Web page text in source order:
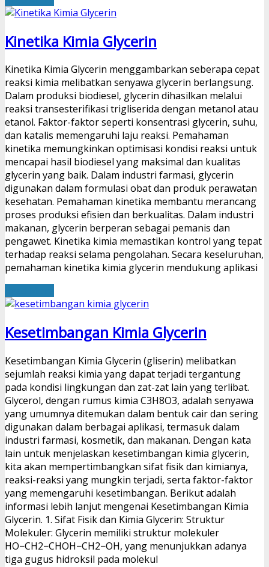
Kinetika Kimia Glycerin
Kinetika Kimia Glycerin menggambarkan seberapa cepat
reaksi kimia melibatkan senyawa glycerin berlangsung.
Dalam produksi biodiesel, glycerin dihasilkan melalui
reaksi transesterifikasi trigliserida dengan metanol atau
etanol. Faktor-faktor seperti konsentrasi glycerin, suhu,
dan katalis memengaruhi laju reaksi. Pemahaman
kinetika memungkinkan optimisasi kondisi reaksi untuk
mencapai hasil biodiesel yang maksimal dan kualitas
glycerin yang baik. Dalam industri farmasi, glycerin
digunakan dalam formulasi obat dan produk perawatan
kesehatan. Pemahaman kinetika membantu merancang
proses produksi efisien dan berkualitas. Dalam industri
makanan, glycerin berperan sebagai pemanis dan
pengawet. Kinetika kimia memastikan kontrol yang tepat
terhadap reaksi selama pengolahan. Secara keseluruhan,
pemahaman kinetika kimia glycerin mendukung aplikasi
Kesetimbangan Kimia Glycerin
Kesetimbangan Kimia Glycerin (gliserin) melibatkan
sejumlah reaksi kimia yang dapat terjadi tergantung
pada kondisi lingkungan dan zat-zat lain yang terlibat.
Glycerol, dengan rumus kimia C3H8O3, adalah senyawa
yang umumnya ditemukan dalam bentuk cair dan sering
digunakan dalam berbagai aplikasi, termasuk dalam
industri farmasi, kosmetik, dan makanan. Dengan kata
lain untuk menjelaskan kesetimbangan kimia glycerin,
kita akan mempertimbangkan sifat fisik dan kimianya,
reaksi-reaksi yang mungkin terjadi, serta faktor-faktor
yang memengaruhi kesetimbangan. Berikut adalah
informasi lebih lanjut mengenai Kesetimbangan Kimia
Glycerin. 1. Sifat Fisik dan Kimia Glycerin: Struktur
Molekuler: Glycerin memiliki struktur molekuler
HO−CH2−CHOH−CH2−OH, yang menunjukkan adanya
tiga gugus hidroksil pada molekul